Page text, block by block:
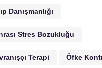
Danışmanlığı
Stres Bozukluğu
Terapi Öfke